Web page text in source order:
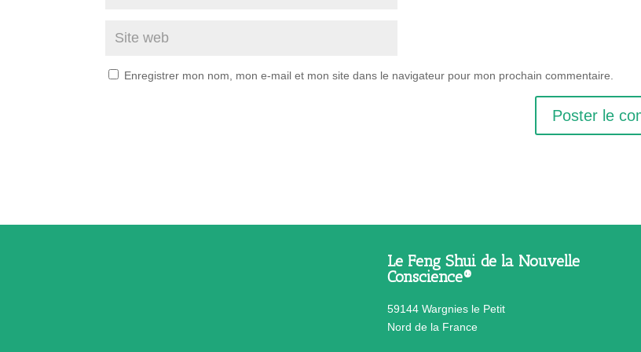
Enregistrer mon nom, mon e-mail et mon site dans le navigateur pour mon prochain commentaire.
Le Feng Shui de la Nouvelle
Conscience®
59144 Wargnies le Petit
Nord de la France